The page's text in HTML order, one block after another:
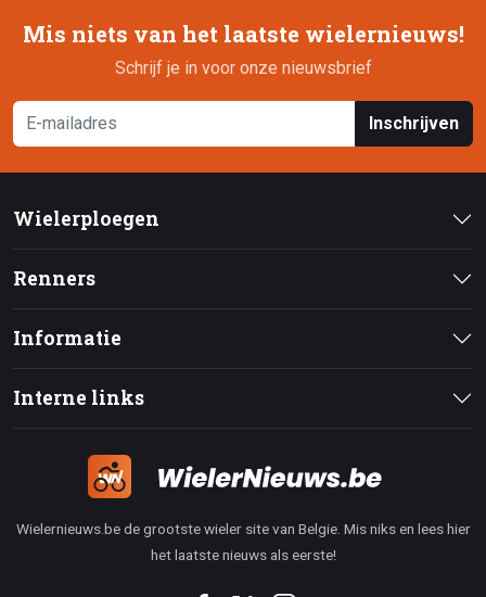
Mis niets van het laatste wielernieuws!
Schrijf je in voor onze nieuwsbrief
Inschrijven
Wielerploegen
Renners
Informatie
Interne links
Wielernieuws.be de grootste wieler site van Belgie. Mis niks en lees hier
het laatste nieuws als eerste!